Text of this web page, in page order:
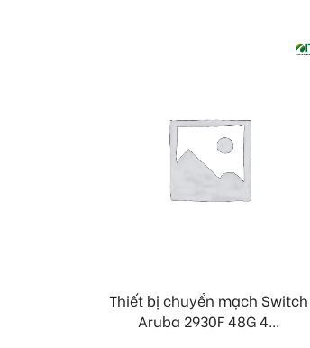
Thiết bị chuyển mạch Switch
Aruba 2930F 48G 4...